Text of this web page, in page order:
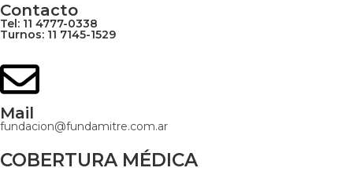
Contacto
Tel: 11 4777-0338
Turnos: 11 7145-1529
Mail
fundacion@fundamitre.com.ar
COBERTURA MÉDICA